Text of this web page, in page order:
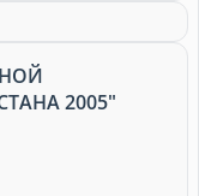
2005"